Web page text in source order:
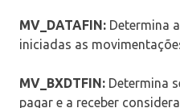
MV_DATAFIN: Determina
iniciadas as
MV_BXDTFIN: Determina
pagar e a receber